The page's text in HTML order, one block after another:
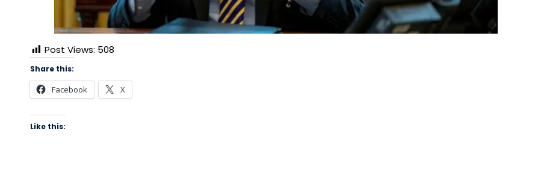
Post Views: 508
Share this:
Facebook X
Like this: